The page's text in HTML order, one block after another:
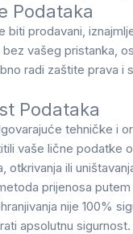
Podataka
biti prodavani,
vašeg pristanka,
radi zaštite prava i
Podataka
tehničke i
vaše lične podatke
otkrivanja ili
prijenosa
nije 100%
apsolutnu sigurnost.